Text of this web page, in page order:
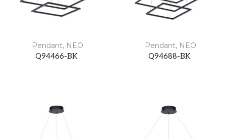
Pendant, NEO
Q94466-BK
Pendant, NEO
Q94688-BK